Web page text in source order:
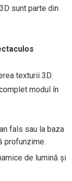
sunt parte din
texturii 3D.
modul în
fals sau la baza
profunzime.
de lumină și